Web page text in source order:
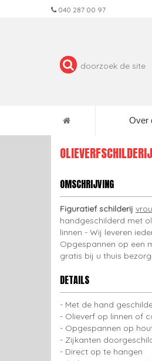
040 287 00 97
Over
OMSCHRIJVING
Figuratief schilderij
handgeschilderd met
linnen - Wij leveren
Opgespannen op een
gratis bij u thuis
DETAILS
Met de hand
Olieverf op linnen of
Opgespannen op
Zijkanten
Direct op te hangen